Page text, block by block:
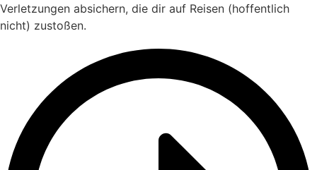
Verletzungen absichern, die dir auf Reisen (hoffentlich
nicht) zustoßen.